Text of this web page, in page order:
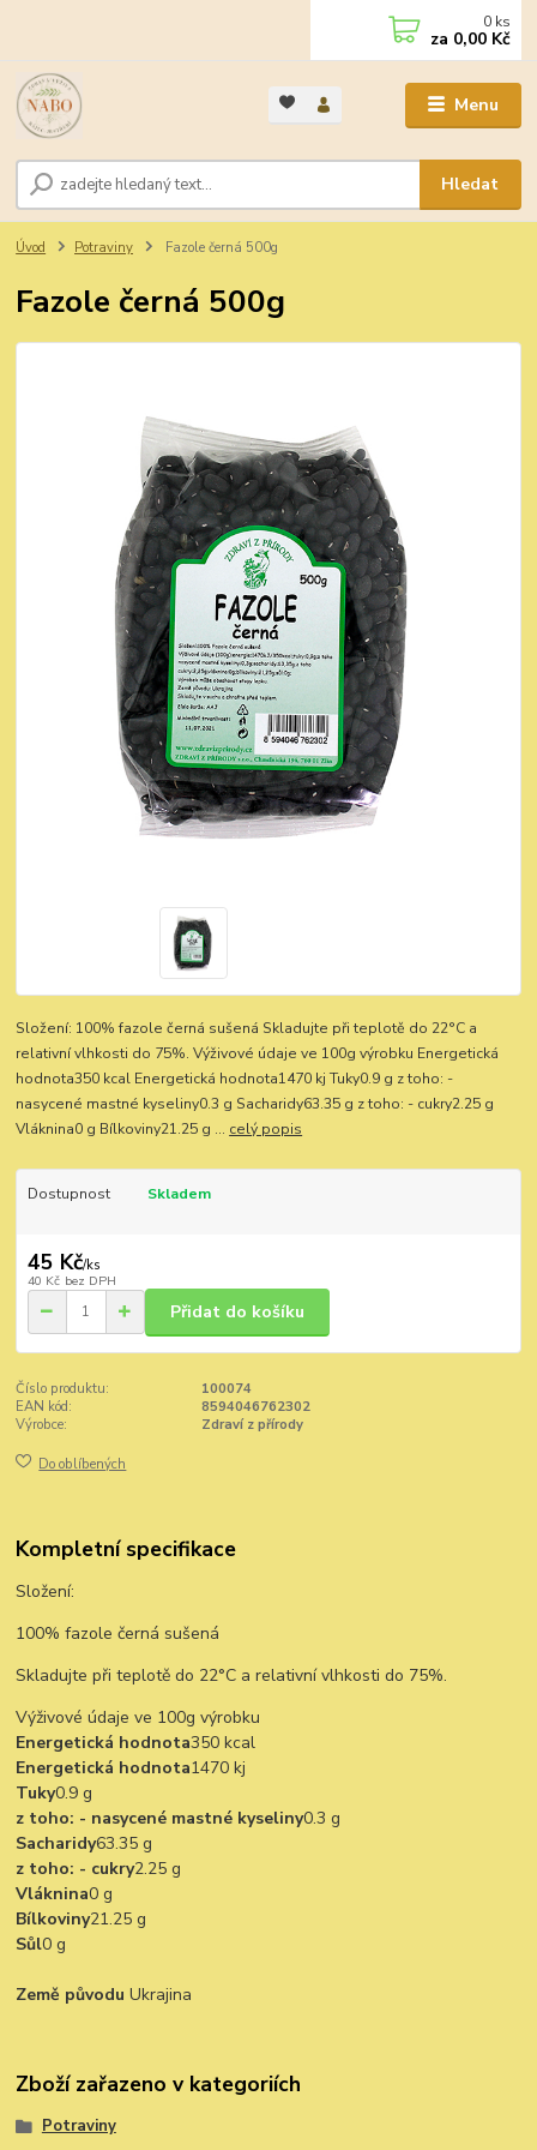
Menu
Hledat
0 ks
za 0,00 Kč
Úvod Potraviny Fazole černá 500g
Fazole černá 500g
Složení: 100% fazole černá sušená Skladujte při teplotě do 22°C a
relativní vlhkosti do 75%. Výživové údaje ve 100g výrobku Energetická
hodnota350 kcal Energetická hodnota1470 kj Tuky0.9 g z toho: -
nasycené mastné kyseliny0.3 g Sacharidy63.35 g z toho: - cukry2.25 g
Vláknina0 g Bílkoviny21.25 g ... celý popis
Dostupnost Skladem
45 Kč/ks
40 Kč bez DPH
Přidat do košíku
Číslo produktu:
100074
EAN kód:
8594046762302
Výrobce:
Zdraví z přírody
Do oblíbených
Kompletní specifikace
Složení:
100% fazole černá sušená
Skladujte při teplotě do 22°C a relativní vlhkosti do 75%.
Výživové údaje ve 100g výrobku
Energetická hodnota350 kcal
Energetická hodnota1470 kj
Tuky0.9 g
z toho: - nasycené mastné kyseliny0.3 g
Sacharidy63.35 g
z toho: - cukry2.25 g
Vláknina0 g
Bílkoviny21.25 g
Sůl0 g
Země původu Ukrajina
Zboží zařazeno v kategoriích
Potraviny